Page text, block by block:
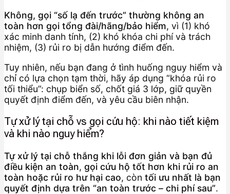
Không, gọi “số lạ đến trước” thường không an
toàn hơn gọi tổng đài/hãng/bảo hiểm, vì (1) khó
xác minh danh tính, (2) khó khóa chi phí và trách
nhiệm, (3) rủi ro bị dẫn hướng điểm đến.
Tuy nhiên, nếu bạn đang ở tình huống nguy hiểm và
chỉ có lựa chọn tạm thời, hãy áp dụng “khóa rủi ro
tối thiểu”: chụp biển số, chốt giá 3 lớp, giữ quyền
quyết định điểm đến, và yêu cầu biên nhận.
Tự xử lý tại chỗ vs gọi cứu hộ: khi nào tiết kiệm
và khi nào nguy hiểm?
Tự xử lý tại chỗ thắng khi lỗi đơn giản và bạn đủ
điều kiện an toàn, gọi cứu hộ tốt hơn khi rủi ro an
toàn hoặc rủi ro hư hại cao, còn tối ưu nhất là bạn
quyết định dựa trên “an toàn trước – chi phí sau”.